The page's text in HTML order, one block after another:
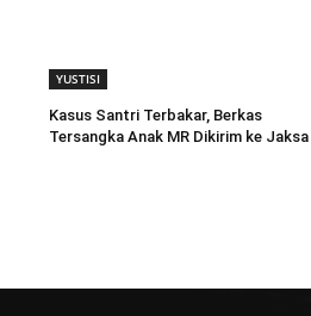
YUSTISI
Kasus Santri Terbakar, Berkas
Tersangka Anak MR Dikirim ke Jaksa